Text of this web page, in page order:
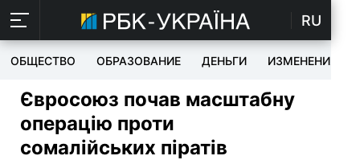
RU
ОБЩЕСТВО ОБРАЗОВАНИЕ ДЕНЬГИ ИЗМЕНЕНИЯ
Євросоюз почав масштабну
операцію проти
сомалійських піратів